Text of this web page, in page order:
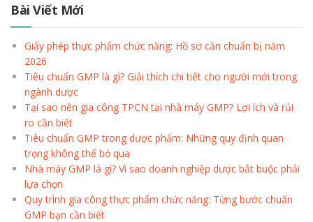
Bài Viết Mới
Giấy phép thực phẩm chức năng: Hồ sơ cần chuẩn bị năm
2026
Tiêu chuẩn GMP là gì? Giải thích chi tiết cho người mới trong
ngành dược
Tại sao nên gia công TPCN tại nhà máy GMP? Lợi ích và rủi
ro cần biết
Tiêu chuẩn GMP trong dược phẩm: Những quy định quan
trọng không thể bỏ qua
Nhà máy GMP là gì? Vì sao doanh nghiệp dược bắt buộc phải
lựa chọn
Quy trình gia công thực phẩm chức năng: Từng bước chuẩn
GMP bạn cần biết